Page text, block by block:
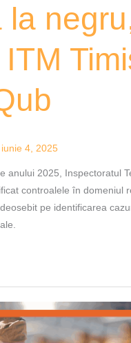
la
iunie 4, 2025
anului 2025, Inspectoratul
controalele în domeniul
pe identificarea